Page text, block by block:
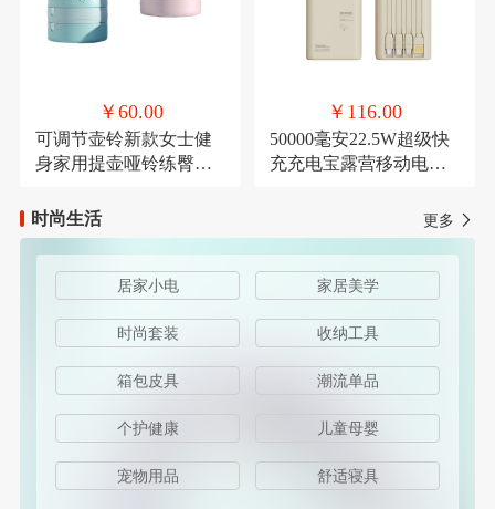
￥60.00
可调节壶铃新款女士健
身家用提壶哑铃练臀翘
￥116.00
50000毫安22.5W超级快
充充电宝露营移动电源
时尚生活
更多
居家小电 家居美学
时尚套装 收纳工具
箱包皮具 潮流单品
个护健康 儿童母婴
宠物用品 舒适寝具